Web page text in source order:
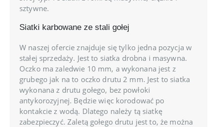
sztywne.
Siatki karbowane ze stali gołej
W naszej ofercie znajduje się tylko jedna pozycja w
stałej sprzedaży. Jest to siatka drobna i masywna.
Oczko ma zaledwie 10 mm, a wykonana jest z
grubego jak na to oczko drutu 2 mm. Jest to siatka
wykonana z drutu gołego, bez powłoki
antykorozyjnej. Będzie więc korodować po
kontakcie z wodą. Dlatego należy tą siatkę
zabezpieczyć. Zaletą gołego drutu jest to, że można